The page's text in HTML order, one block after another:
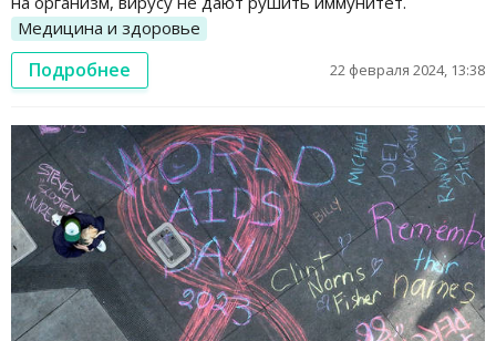
Медицина и здоровье
Подробнее 22 февраля 2024, 13:38